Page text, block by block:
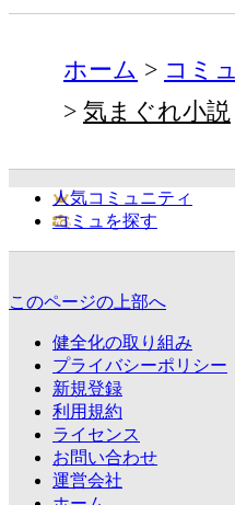
ホーム コミ
気まぐれ小説
人気コミュニティ
コミュを探す
このページの上部へ
健全化の取り組み
プライバシーポリシー
新規登録
利用規約
ライセンス
お問い合わせ
運営会社